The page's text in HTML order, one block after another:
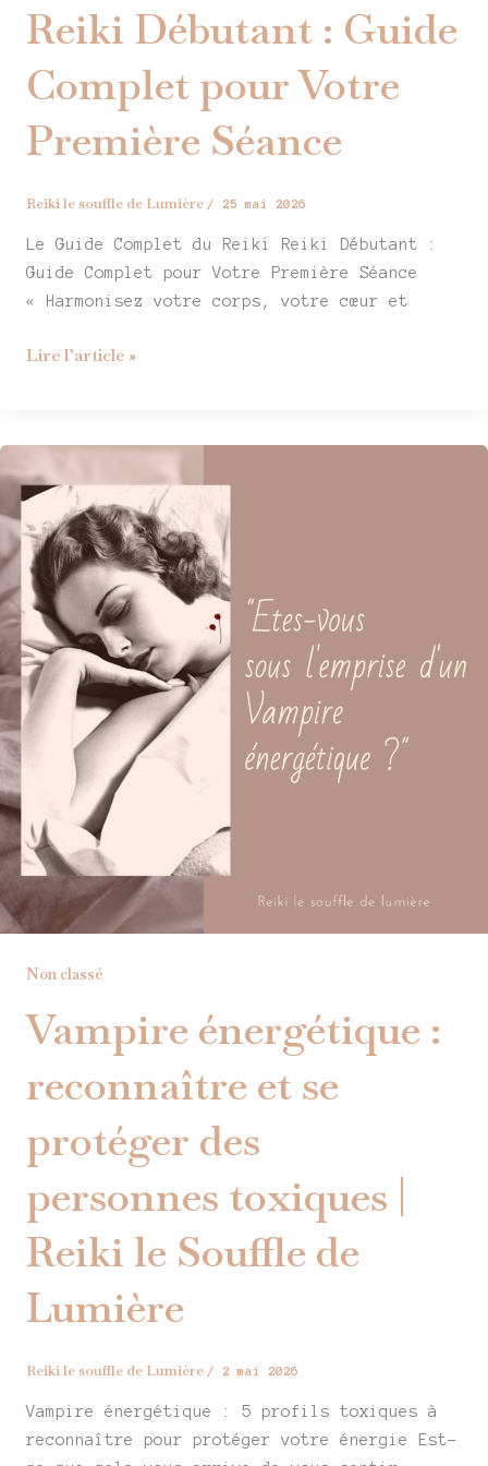
Reiki Débutant : Guide
Complet pour Votre
Première Séance
Reiki le souffle de Lumière / 25 mai 2026
Le Guide Complet du Reiki Reiki Débutant :
Guide Complet pour Votre Première Séance
« Harmonisez votre corps, votre cœur et
Complet
Votre
Séance
Lire l’article »
Non classé
Vampire énergétique :
reconnaître et se
protéger des
personnes toxiques |
Reiki le Souffle de
Lumière
Reiki le souffle de Lumière / 2 mai 2026
Vampire énergétique : 5 profils toxiques à
reconnaître pour protéger votre énergie Est-
énergétique
reconnaître
et
se
protéger
des
personnes
toxiques
Souffle
de
Lumière